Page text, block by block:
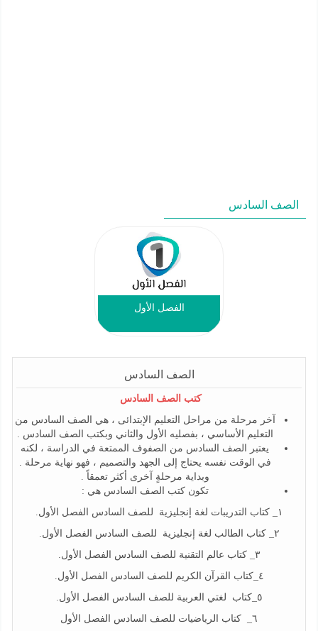
الصف السادس
الفصل الأول
الصف السادس
كتب الصف السادس
آخر مرحلة من مراحل التعليم الإبتدائى ، هي الصف السادس من
التعليم الأساسي ، بفصليه الأول والثاني وبكتب الصف السادس .
يعتبر الصف السادس من الصفوف الممتعة في الدراسة ، لكنه
في الوقت نفسه يحتاج إلى الجهد والتصميم ، فهو نهاية مرحلة .
وبداية مرحلةٍ آخرى أكثر تعمقاً .
تكون كتب الصف السادس هي :
١_ كتاب التدريبات لغة إنجليزية للصف السادس الفصل الأول.
٢_ كتاب الطالب لغة إنجليزية للصف السادس الفصل الأول.
٣_ كتاب عالم التقنية للصف السادس الفصل الأول.
٤_كتاب القرآن الكريم للصف السادس الفصل الأول.
٥_كتاب لغتي العربية للصف السادس الفصل الأول.
٦_ كتاب الرياضيات للصف السادس الفصل الأول